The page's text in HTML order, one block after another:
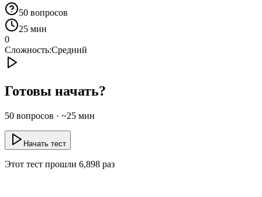
50 вопросов
25 мин
0
Сложность:Средний
Готовы начать?
50 вопросов · ~25 мин
Начать тест
Этот тест прошли 6,898 раз